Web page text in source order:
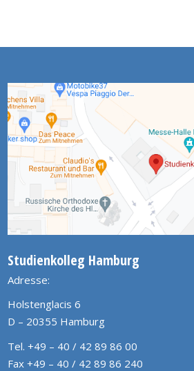
Studienkolleg Hamburg
Adresse:
Holstenglacis 6
D – 20355 Hamburg
Tel. +49 – 40 / 42 89 86 00
Fax +49 – 40 / 42 89 86 240